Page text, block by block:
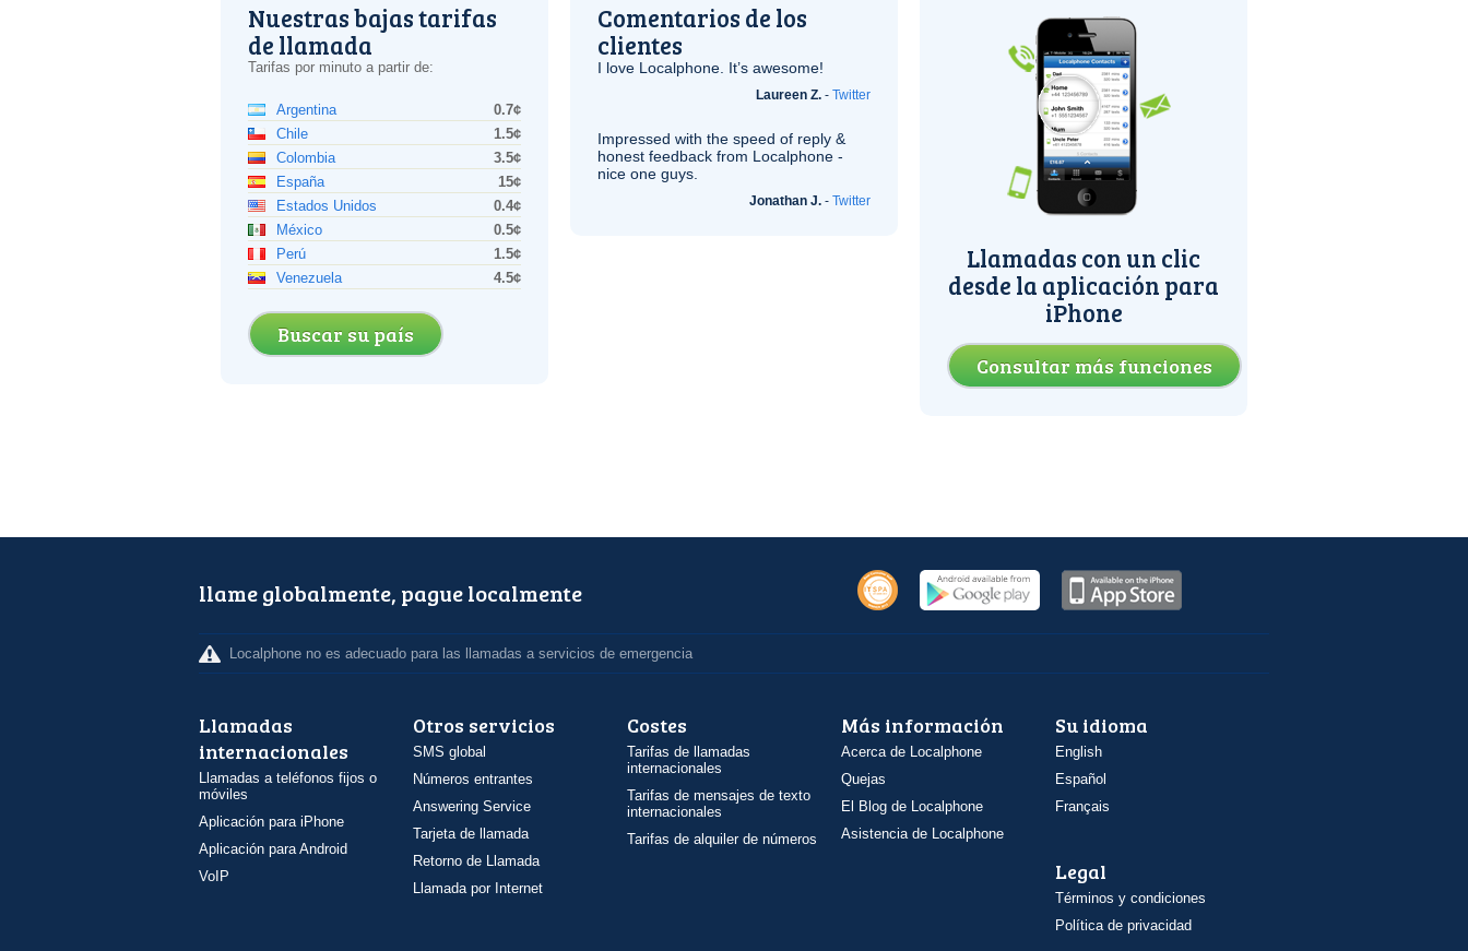
Nuestras bajas tarifas
de llamada
Tarifas por minuto a partir de:
Argentina
0.7¢
Chile
1.5¢
Colombia
3.5¢
España
15¢
Estados Unidos
0.4¢
México
0.5¢
Perú
1.5¢
Venezuela
4.5¢
Buscar su país
Comentarios de los
clientes
I love Localphone. It’s awesome!
Laureen Z. - Twitter
Impressed with the speed of reply &
honest feedback from Localphone -
nice one guys.
Jonathan J. - Twitter
Llamadas con un clic
desde la aplicación para
iPhone
Consultar más funciones
llame globalmente, pague localmente
Localphone no es adecuado para las llamadas a servicios de emergencia
Llamadas
internacionales
Llamadas a teléfonos fijos o
móviles
Aplicación para iPhone
Aplicación para Android
VoIP
Otros servicios
SMS global
Números entrantes
Answering Service
Tarjeta de llamada
Retorno de Llamada
Llamada por Internet
Costes
Tarifas de llamadas
internacionales
Tarifas de mensajes de texto
internacionales
Tarifas de alquiler de números
Más información
Acerca de Localphone
Quejas
El Blog de Localphone
Asistencia de Localphone
Su idioma
English
Español
Français
Legal
Términos y condiciones
Política de privacidad